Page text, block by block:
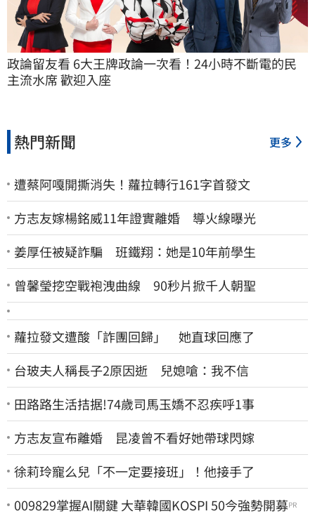
政論留友看 6大王牌政論一次看！24小時不斷電的民
主流水席 歡迎入座
熱門新聞 更多
遭蔡阿嘎開撕消失！蘿拉轉行161字首發文
方志友嫁楊銘威11年證實離婚 導火線曝光
姜厚任被疑詐騙 班鐵翔：她是10年前學生
曾馨瑩挖空戰袍洩曲線 90秒片掀千人朝聖
蘿拉發文遭酸「詐團回歸」 她直球回應了
台玻夫人稱長子2原因逝 兒媳嗆：我不信
田路路生活拮据!74歲司馬玉嬌不忍疾呼1事
方志友宣布離婚 昆凌曾不看好她帶球閃嫁
徐莉玲寵么兒「不一定要接班」！他接手了
009829掌握AI關鍵 大華韓國KOSPI 50今強勢開募PR